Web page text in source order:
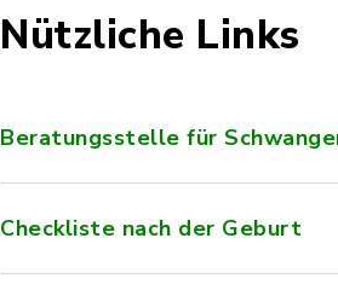
Nützliche Links
Beratungsstelle für
Checkliste nach der Geburt